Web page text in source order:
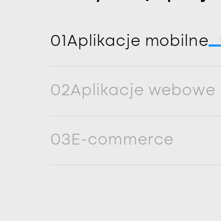
01 Aplikacje mobilne
02Aplikacje webowe
03 E-commerce